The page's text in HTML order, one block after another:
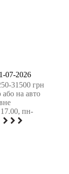
07-2026
31500 грн
на авто
17.00, пн-